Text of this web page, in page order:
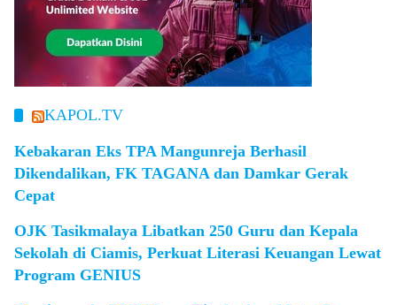
KAPOL.TV
Kebakaran Eks TPA Mangunreja Berhasil
Dikendalikan, FK TAGANA dan Damkar Gerak
Cepat
OJK Tasikmalaya Libatkan 250 Guru dan Kepala
Sekolah di Ciamis, Perkuat Literasi Keuangan Lewat
Program GENIUS